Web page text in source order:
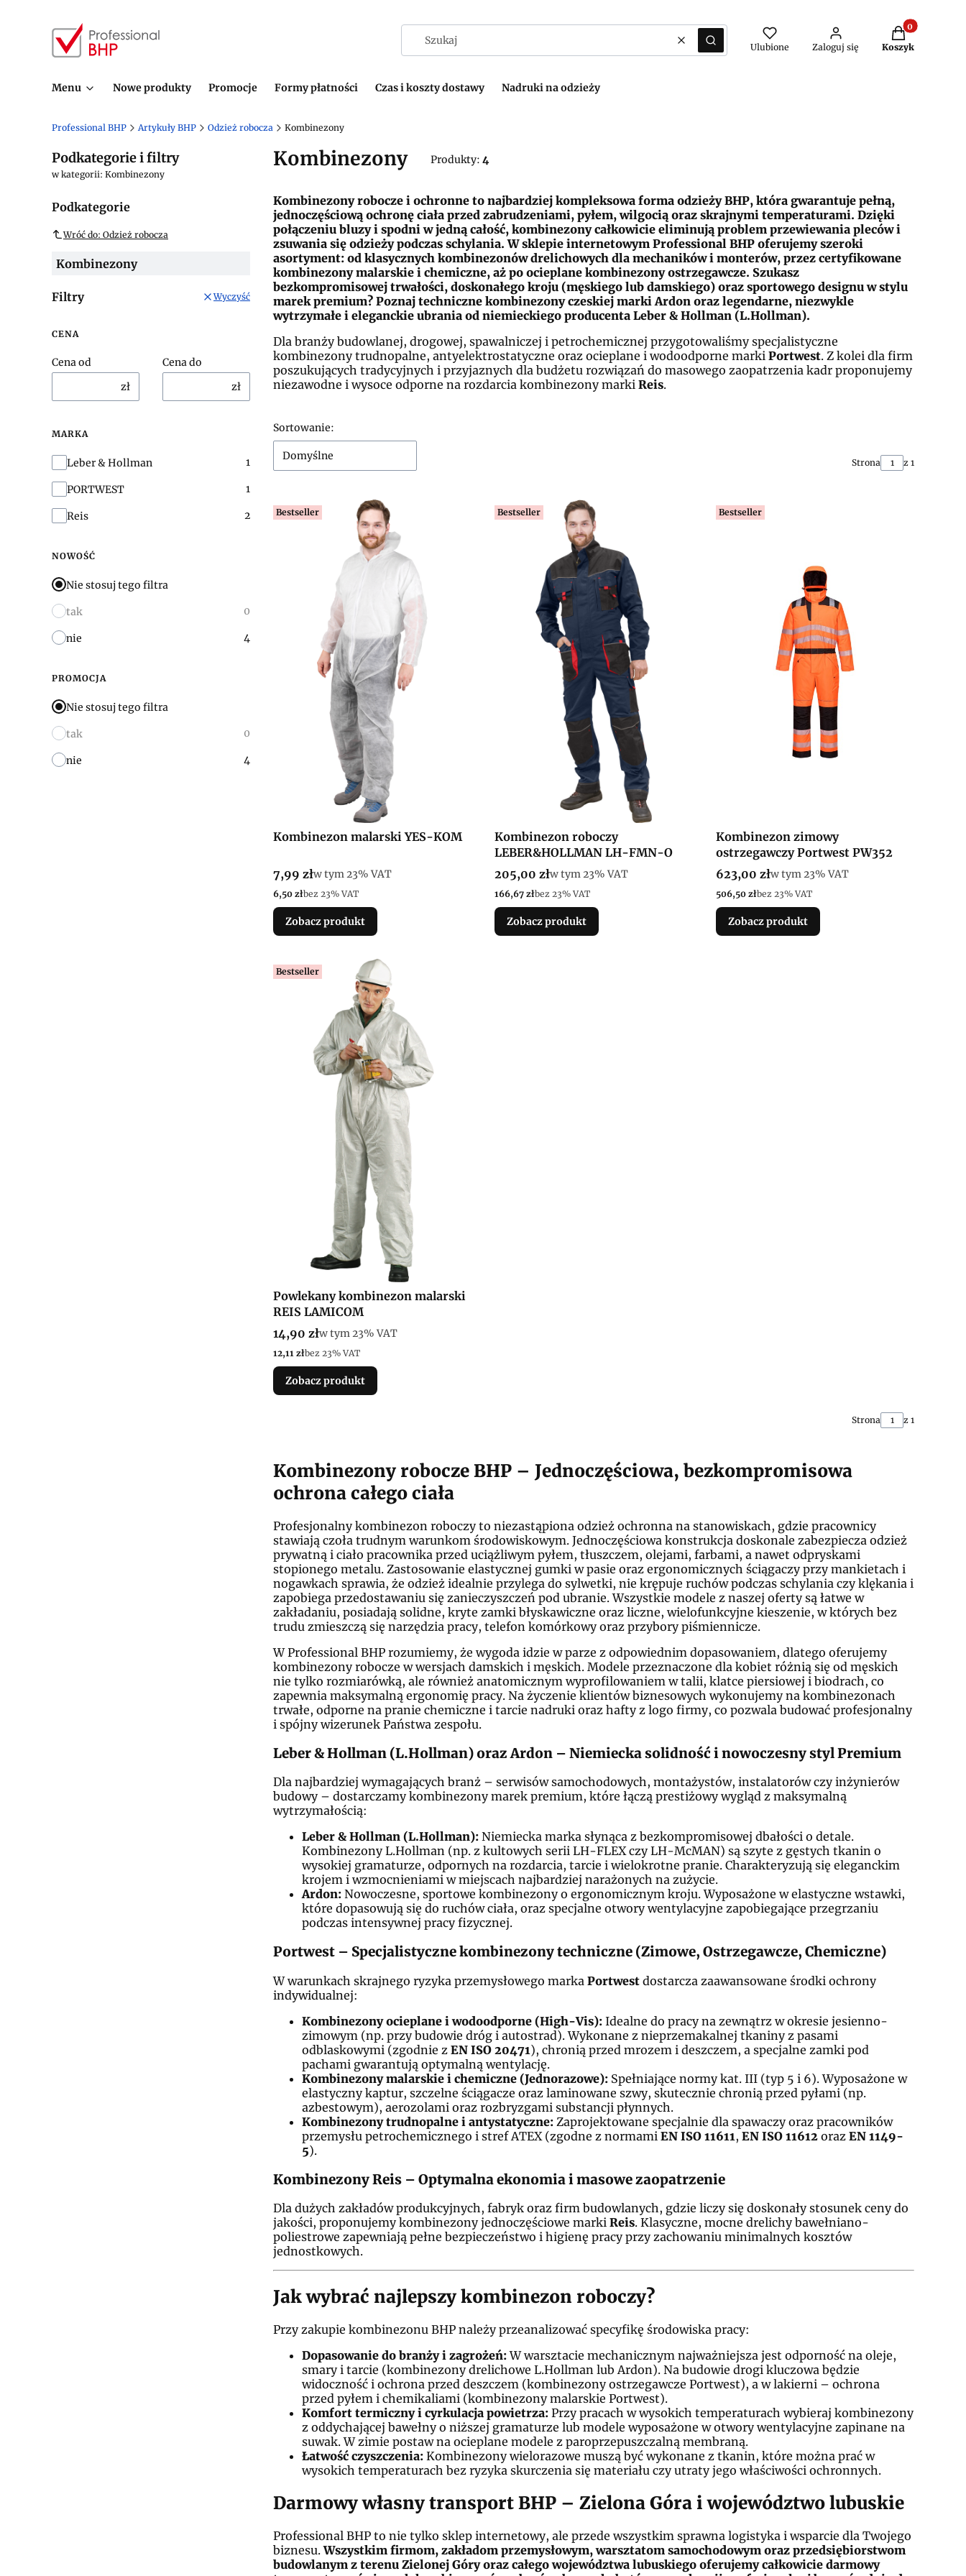
WyczyśćSzukaj Ulubione Zaloguj się
Produkty w
Koszyk
Menu Nowe produkty Promocje Formy płatności Czas i koszty dostawy Nadruki na odzieży
Professional BHP Artykuły BHP Odzież robocza Kombinezony
Podkategorie i filtry
w kategorii: Kombinezony
Podkategorie
Wróć do: Odzież robocza
Kombinezony
Filtry Wyczyść
CENA
Cena od
zł
Cena do
zł
MARKA
Marka
Leber & Hollman 1
PORTWEST 1
Reis 2
NOWOŚĆ
Nie stosuj tego filtra
tak 0
nie 4
PROMOCJA
Nie stosuj tego filtra
tak 0
nie 4
Kombinezony Produkty: 4
Kombinezony robocze i ochronne to najbardziej kompleksowa forma odzieży BHP, która gwarantuje pełną,
jednoczęściową ochronę ciała przed zabrudzeniami, pyłem, wilgocią oraz skrajnymi temperaturami. Dzięki
połączeniu bluzy i spodni w jedną całość, kombinezony całkowicie eliminują problem przewiewania pleców i
zsuwania się odzieży podczas schylania. W sklepie internetowym Professional BHP oferujemy szeroki
asortyment: od klasycznych kombinezonów drelichowych dla mechaników i monterów, przez certyfikowane
kombinezony malarskie i chemiczne, aż po ocieplane kombinezony ostrzegawcze. Szukasz
bezkompromisowej trwałości, doskonałego kroju (męskiego lub damskiego) oraz sportowego designu w stylu
marek premium? Poznaj techniczne kombinezony czeskiej marki Ardon oraz legendarne, niezwykle
wytrzymałe i eleganckie ubrania od niemieckiego producenta Leber & Hollman (L.Hollman).
Dla branży budowlanej, drogowej, spawalniczej i petrochemicznej przygotowaliśmy specjalistyczne
kombinezony trudnopalne, antyelektrostatyczne oraz ocieplane i wodoodporne marki Portwest. Z kolei dla firm
poszukujących tradycyjnych i przyjaznych dla budżetu rozwiązań do masowego zaopatrzenia kadr proponujemy
niezawodne i wysoce odporne na rozdarcia kombinezony marki Reis.
Lista produktów
Sortowanie:
Domyślne
Strona z 1
Bestseller
Kombinezon malarski YES-KOM
Cena brutto
7,99 złw tym %s VAT
w tym23% VAT
Cena netto
6,50 złbez 23% VAT
Zobacz produkt
Bestseller
Kombinezon roboczy
LEBER&HOLLMAN LH-FMN-O
Cena brutto
205,00 złw tym %s VAT
w tym23% VAT
Cena netto
166,67 złbez 23% VAT
Zobacz produkt
Bestseller
Kombinezon zimowy
ostrzegawczy Portwest PW352
Cena brutto
623,00 złw tym %s VAT
w tym23% VAT
Cena netto
506,50 złbez 23% VAT
Zobacz produkt
Bestseller
Powlekany kombinezon malarski
REIS LAMICOM
Cena brutto
14,90 złw tym %s VAT
w tym23% VAT
Cena netto
12,11 złbez 23% VAT
Zobacz produkt
Strona z 1
Kombinezony robocze BHP – Jednoczęściowa, bezkompromisowa
ochrona całego ciała
Profesjonalny kombinezon roboczy to niezastąpiona odzież ochronna na stanowiskach, gdzie pracownicy
stawiają czoła trudnym warunkom środowiskowym. Jednoczęściowa konstrukcja doskonale zabezpiecza odzież
prywatną i ciało pracownika przed uciążliwym pyłem, tłuszczem, olejami, farbami, a nawet odpryskami
stopionego metalu. Zastosowanie elastycznej gumki w pasie oraz ergonomicznych ściągaczy przy mankietach i
nogawkach sprawia, że odzież idealnie przylega do sylwetki, nie krępuje ruchów podczas schylania czy klękania i
zapobiega przedostawaniu się zanieczyszczeń pod ubranie. Wszystkie modele z naszej oferty są łatwe w
zakładaniu, posiadają solidne, kryte zamki błyskawiczne oraz liczne, wielofunkcyjne kieszenie, w których bez
trudu zmieszczą się narzędzia pracy, telefon komórkowy oraz przybory piśmiennicze.
W Professional BHP rozumiemy, że wygoda idzie w parze z odpowiednim dopasowaniem, dlatego oferujemy
kombinezony robocze w wersjach damskich i męskich. Modele przeznaczone dla kobiet różnią się od męskich
nie tylko rozmiarówką, ale również anatomicznym wyprofilowaniem w talii, klatce piersiowej i biodrach, co
zapewnia maksymalną ergonomię pracy. Na życzenie klientów biznesowych wykonujemy na kombinezonach
trwałe, odporne na pranie chemiczne i tarcie nadruki oraz hafty z logo firmy, co pozwala budować profesjonalny
i spójny wizerunek Państwa zespołu.
Leber & Hollman (L.Hollman) oraz Ardon – Niemiecka solidność i nowoczesny styl Premium
Dla najbardziej wymagających branż – serwisów samochodowych, montażystów, instalatorów czy inżynierów
budowy – dostarczamy kombinezony marek premium, które łączą prestiżowy wygląd z maksymalną
wytrzymałością:
Leber & Hollman (L.Hollman): Niemiecka marka słynąca z bezkompromisowej dbałości o detale.
Kombinezony L.Hollman (np. z kultowych serii LH-FLEX czy LH-McMAN) są szyte z gęstych tkanin o
wysokiej gramaturze, odpornych na rozdarcia, tarcie i wielokrotne pranie. Charakteryzują się eleganckim
krojem i wzmocnieniami w miejscach najbardziej narażonych na zużycie.
Ardon: Nowoczesne, sportowe kombinezony o ergonomicznym kroju. Wyposażone w elastyczne wstawki,
które dopasowują się do ruchów ciała, oraz specjalne otwory wentylacyjne zapobiegające przegrzaniu
podczas intensywnej pracy fizycznej.
Portwest – Specjalistyczne kombinezony techniczne (Zimowe, Ostrzegawcze, Chemiczne)
W warunkach skrajnego ryzyka przemysłowego marka Portwest dostarcza zaawansowane środki ochrony
indywidualnej:
Kombinezony ocieplane i wodoodporne (High-Vis): Idealne do pracy na zewnątrz w okresie jesienno-
zimowym (np. przy budowie dróg i autostrad). Wykonane z nieprzemakalnej tkaniny z pasami
odblaskowymi (zgodnie z EN ISO 20471), chronią przed mrozem i deszczem, a specjalne zamki pod
pachami gwarantują optymalną wentylację.
Kombinezony malarskie i chemiczne (Jednorazowe): Spełniające normy kat. III (typ 5 i 6). Wyposażone w
elastyczny kaptur, szczelne ściągacze oraz laminowane szwy, skutecznie chronią przed pyłami (np.
azbestowym), aerozolami oraz rozbryzgami substancji płynnych.
Kombinezony trudnopalne i antystatyczne: Zaprojektowane specjalnie dla spawaczy oraz pracowników
przemysłu petrochemicznego i stref ATEX (zgodne z normami EN ISO 11611, EN ISO 11612 oraz EN 1149-
5).
Kombinezony Reis – Optymalna ekonomia i masowe zaopatrzenie
Dla dużych zakładów produkcyjnych, fabryk oraz firm budowlanych, gdzie liczy się doskonały stosunek ceny do
jakości, proponujemy kombinezony jednoczęściowe marki Reis. Klasyczne, mocne drelichy bawełniano-
poliestrowe zapewniają pełne bezpieczeństwo i higienę pracy przy zachowaniu minimalnych kosztów
jednostkowych.
Jak wybrać najlepszy kombinezon roboczy?
Przy zakupie kombinezonu BHP należy przeanalizować specyfikę środowiska pracy:
Dopasowanie do branży i zagrożeń:W warsztacie mechanicznym najważniejsza jest odporność na oleje,
smary i tarcie (kombinezony drelichowe L.Hollman lub Ardon). Na budowie drogi kluczowa będzie
widoczność i ochrona przed deszczem (kombinezony ostrzegawcze Portwest), a w lakierni – ochrona
przed pyłem i chemikaliami (kombinezony malarskie Portwest).
Komfort termiczny i cyrkulacja powietrza: Przy pracach w wysokich temperaturach wybieraj kombinezony
z oddychającej bawełny o niższej gramaturze lub modele wyposażone w otwory wentylacyjne zapinane na
suwak. W zimie postaw na ocieplane modele z paroprzepuszczalną membraną.
Łatwość czyszczenia: Kombinezony wielorazowe muszą być wykonane z tkanin, które można prać w
wysokich temperaturach bez ryzyka skurczenia się materiału czy utraty jego właściwości ochronnych.
Darmowy własny transport BHP – Zielona Góra i województwo lubuskie
Professional BHP to nie tylko sklep internetowy, ale przede wszystkim sprawna logistyka i wsparcie dla Twojego
biznesu.Wszystkim firmom, zakładom przemysłowym, warsztatom samochodowym oraz przedsiębiorstwom
budowlanym z terenu Zielonej Góry oraz całego województwa lubuskiego oferujemy całkowicie darmowy